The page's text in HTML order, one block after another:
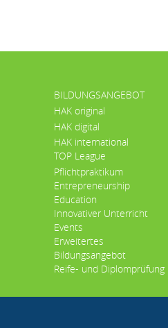
BILDUNGSANGEBOT
HAK original
HAK digital
HAK international
TOP League
Pflichtpraktikum
Entrepreneurship
Education
Innovativer Unterricht
Events
Erweitertes
Bildungsangebot
Reife- und Diplomprüfung